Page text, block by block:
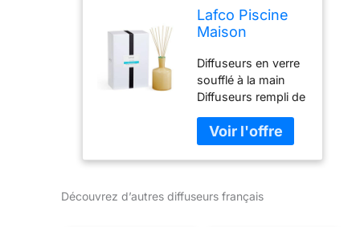
Lafco Piscine
Maison
Français, Lilas
Diffuseurs en verre
soufflé à la main
Diffuseurs rempli de
d'huile essentielles
naturelles Art pour
créer l'ambiance
contient 16 naturel
Découvrez d’autres diffuseurs français